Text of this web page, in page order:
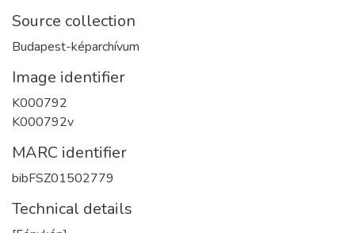
Source collection
Budapest-képarchívum
Image identifier
K000792
K000792v
MARC identifier
bibFSZ01502779
Technical details